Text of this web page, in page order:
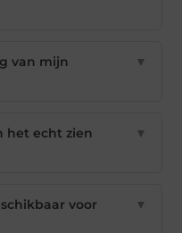
van mijn
▼
het echt zien
▼
voor
▼